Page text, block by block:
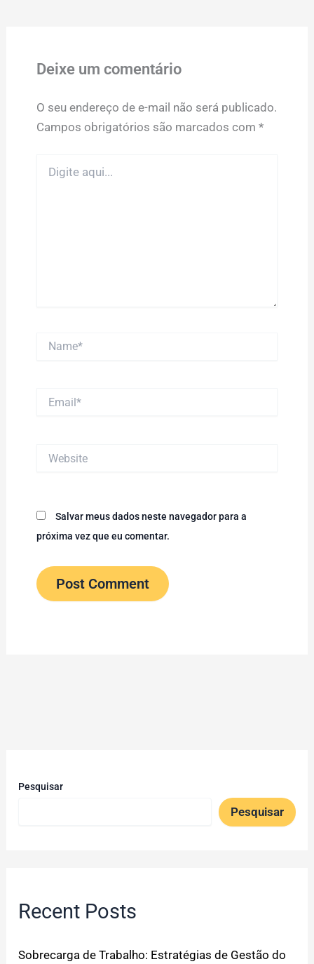
Deixe um comentário
O seu endereço de e-mail não será publicado.
Campos obrigatórios são marcados com *
aqui...
Salvar meus dados neste navegador para a
próxima vez que eu comentar.
Pesquisar
Pesquisar
Recent Posts
Sobrecarga de Trabalho: Estratégias de Gestão do